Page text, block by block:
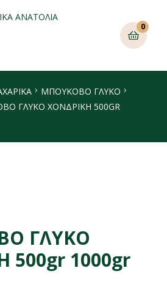
0
ΜΠΟΎΚΟΒΟ ΓΛΥΚΌ
ΓΛΥΚΟ ΧΟΝΔΡΙΚΗ 500GR
ΓΛΥΚΟ
500gr 1000gr